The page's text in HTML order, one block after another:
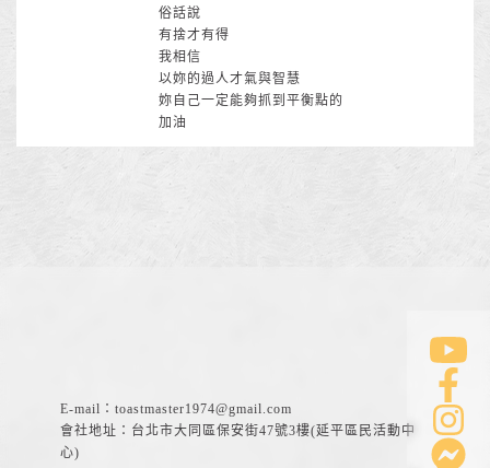
俗話說
有捨才有得
我相信
以妳的過人才氣與智慧
妳自己一定能夠抓到平衡點的
加油
E-mail： toastmaster1974@gmail.com
會社地址：台北市大同區保安街47號3樓(延平區民活動中
心)